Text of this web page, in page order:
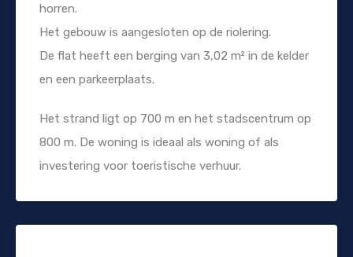
horren.
Het gebouw is aangesloten op de riolering.
De flat heeft een berging van 3,02 m² in de kelder
en een parkeerplaats.
Het strand ligt op 700 m en het stadscentrum op
800 m. De woning is ideaal als woning of als
investering voor toeristische verhuur.